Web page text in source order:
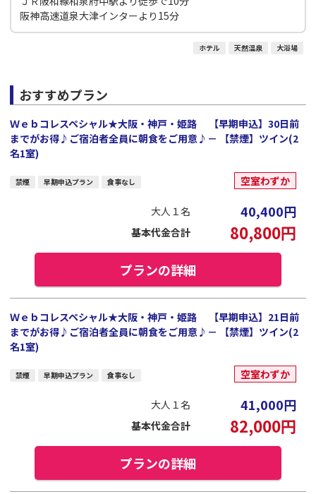
阪神高速道泉大津インターより15分
ホテル 天然温泉 大浴場
おすすめプラン
Ｗｅｂコレスペシャル★大阪・神戸・姫路 【早期申込】30日前
までがお得♪ご宿泊者全員に朝食をご用意♪－ 【禁煙】ツイン(2
名1室)
禁煙 早期申込プラン 食事なし 空室わずか
大人１名 40,400円
基本代金合計 80,800円
プランの詳細
Ｗｅｂコレスペシャル★大阪・神戸・姫路 【早期申込】21日前
までがお得♪ご宿泊者全員に朝食をご用意♪－ 【禁煙】ツイン(2
名1室)
禁煙 早期申込プラン 食事なし 空室わずか
大人１名 41,000円
基本代金合計 82,000円
プランの詳細